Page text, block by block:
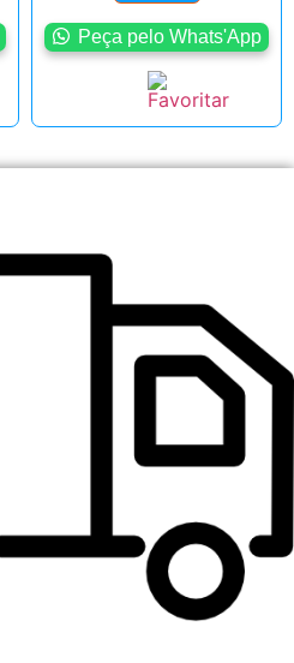
Peça pelo Whats'App